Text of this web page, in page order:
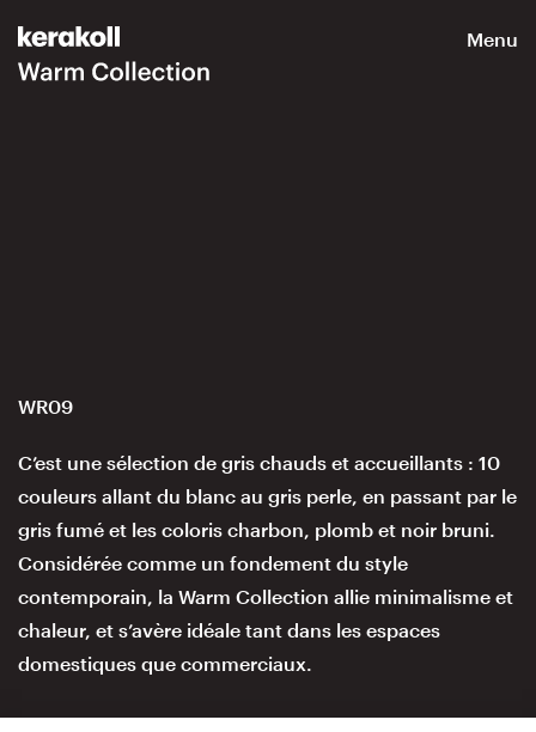
Menu
WR09
C’est une sélection de gris chauds et accueillants : 10
couleurs allant du blanc au gris perle, en passant par le
gris fumé et les coloris charbon, plomb et noir bruni.
Considérée comme un fondement du style
contemporain, la Warm Collection allie minimalisme et
chaleur, et s’avère idéale tant dans les espaces
domestiques que commerciaux.